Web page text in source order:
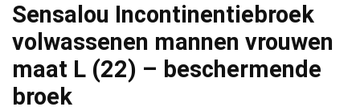
Sensalou Incontinentiebroek
volwassenen mannen vrouwen
maat L (22) – beschermende
broek